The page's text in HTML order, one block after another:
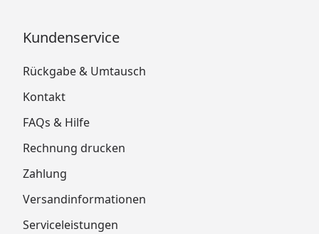
Kundenservice
Rückgabe & Umtausch
Kontakt
FAQs & Hilfe
Rechnung drucken
Zahlung
Versandinformationen
Serviceleistungen